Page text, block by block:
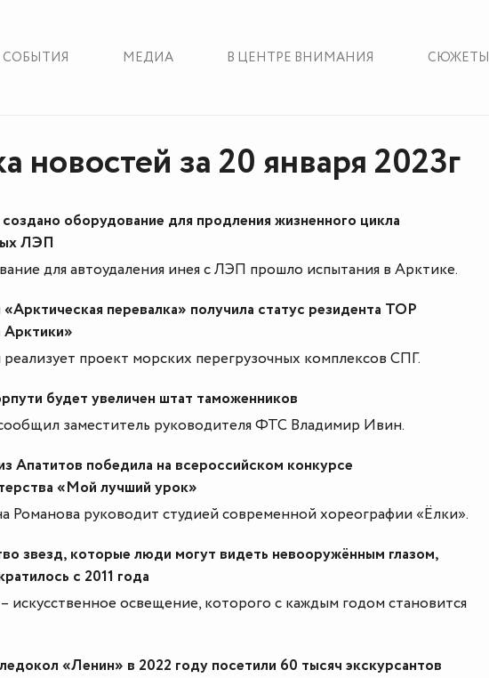
СОБЫТИЯ МЕДИА В ЦЕНТРЕ ВНИМАНИЯ СЮЖЕТЫ
новостей за 20 января 2023г
оборудование для продления жизненного цикла
ЛЭП
для автоудаления инея с ЛЭП прошло испытания в Арктике.
«Арктическая перевалка» получила статус резидента ТОР
Арктики»
проект морских перегрузочных комплексов СПГ.
будет увеличен штат таможенников
заместитель руководителя ФТС Владимир Ивин.
Апатитов победила на всероссийском конкурсе
«Мой лучший урок»
Романова руководит студией современной хореографии «Ёлки».
звезд, которые люди могут видеть невооружённым глазом,
с 2011 года
искусственное освещение, которого с каждым годом становится
«Ленин» в 2022 году посетили 60 тысяч экскурсантов